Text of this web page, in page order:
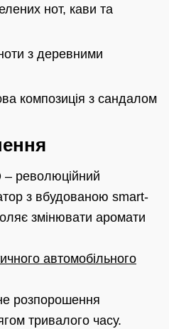
нот, кави та
з деревними
композиція з сандалом
революційний
з вбудованою smart-
змінювати аромати
автомобільного
розпорошення
тривалого часу.